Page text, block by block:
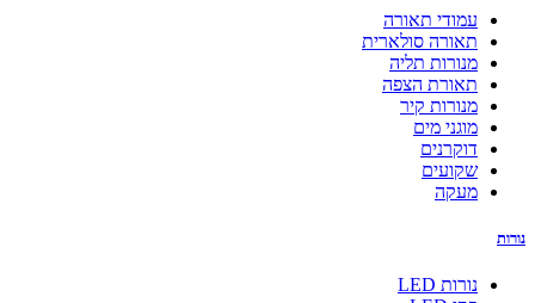
עמודי תאורה
תאורה סולארית
מנורות תליה
תאורת הצפה
מנורות קיר
מוגני מים
דוקרנים
שקועים
מעקה
נורות
נורות LED